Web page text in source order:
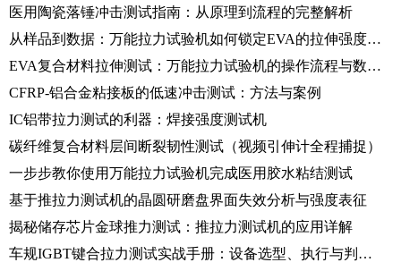
医用陶瓷落锤冲击测试指南：从原理到流程的完整解析
从样品到数据：万能拉力试验机如何锁定EVA的拉伸强度与伸长率
EVA复合材料拉伸测试：万能拉力试验机的操作流程与数据分析
CFRP-铝合金粘接板的低速冲击测试：方法与案例
IC铝带拉力测试的利器：焊接强度测试机
碳纤维复合材料层间断裂韧性测试（视频引伸计全程捕捉）
一步步教你使用万能拉力试验机完成医用胶水粘结测试
基于推拉力测试机的晶圆研磨盘界面失效分析与强度表征
揭秘储存芯片金球推力测试：推拉力测试机的应用详解
车规IGBT键合拉力测试实战手册：设备选型、执行与判据详解